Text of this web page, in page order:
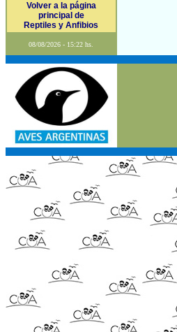
Volver a la página
principal de
Reptiles y Anfibios
08/08/2026 - 15:22 hs.